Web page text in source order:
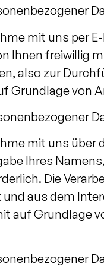
mit uns per
Ihnen freiwillig
also zur
Grundlage von
mit uns
Ihres
Die
aus dem
auf Grundlage